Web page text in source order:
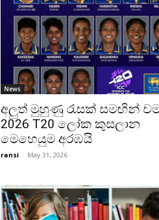
News
අලුත් මුහුණු රැසක් සමඟින්
2026 T20 ලෝක කුසලාන
මෙහෙයුම අරඹයි
ransi - May 31, 2026